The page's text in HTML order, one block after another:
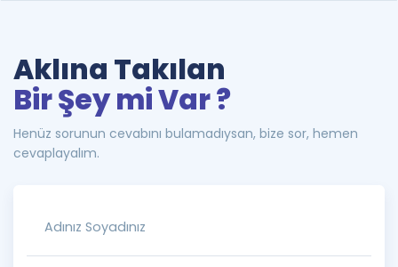
Aklına Takılan
Bir Şey mi Var ?
Henüz sorunun cevabını bulamadıysan, bize sor, hemen
cevaplayalım.